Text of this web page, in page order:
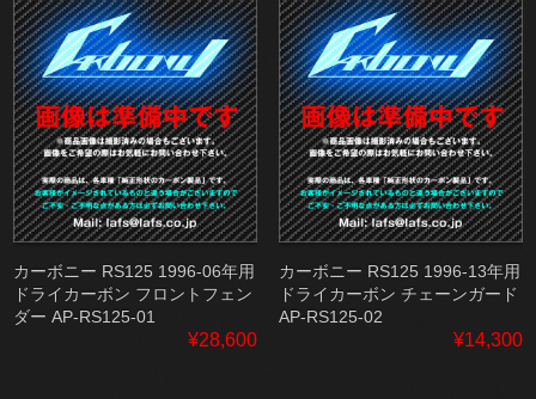
カーボニー RS125 1996-06年用
ドライカーボン フロントフェン
ダー AP-RS125-01
¥28,600
カーボニー RS125 1996-13年用
ドライカーボン チェーンガード
AP-RS125-02
¥14,300